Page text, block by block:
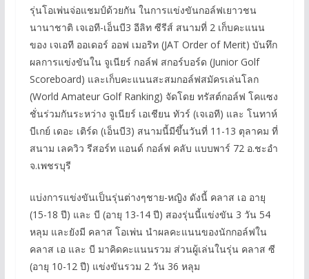
รุ่นโอเพ่นจ่อแชมป์ด้วยกัน ในการแข่งขันกอล์ฟเยาวชน
นานาชาติ เจเอที-เอ็นบี3 อีลิท ซีรีส์ สนามที่ 2 เก็บคะแนน
ของ เจเอที ออเดอร์ ออฟ เมอริท (JAT Order of Merit) บันทึก
ผลการแข่งขันใน จูเนียร์ กอล์ฟ สกอร์บอร์ด (Junior Golf
Scoreboard) และเก็บคะแนนสะสมกอล์ฟสมัครเล่นโลก
(World Amateur Golf Ranking) จัดโดย ทรัสต์กอล์ฟ โคแซง
ชั่นร่วมกันระหว่าง จูเนียร์ เอเชียน ทัวร์ (เจเอที) และ โนทาห์
บีเกย์ เดอะ เติร์ด (เอ็นบี3) สนามนี้มีขึ้นวันที่ 11-13 ตุลาคม ที่
สนาม เลควิว รีสอร์ท แอนด์ กอล์ฟ คลับ แบบพาร์ 72 อ.ชะอำ
จ.เพชรบุรี
แบ่งการแข่งขันเป็นรุ่นต่างๆชาย-หญิง ดังนี้ คลาส เอ อายุ
(15-18 ปี) และ บี (อายุ 13-14 ปี) สองรุ่นนี้แข่งขัน 3 วัน 54
หลุม และยังมี คลาส โอเพ่น นำผลคะแนนของนักกอล์ฟใน
คลาส เอ และ บี มาคิดคะแนนรวม ส่วนผู้เล่นในรุ่น คลาส ซี
(อายุ 10-12 ปี) แข่งขันรวม 2 วัน 36 หลุม